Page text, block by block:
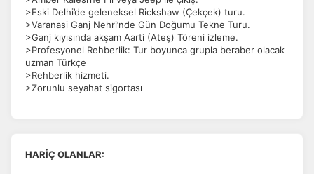
>Eski Delhi’de geleneksel Rickshaw (Çekçek) turu.
>Varanasi Ganj Nehri’nde Gün Doğumu Tekne Turu.
>Ganj kıyısında akşam Aarti (Ateş) Töreni izleme.
>Profesyonel Rehberlik: Tur boyunca grupla beraber olacak
uzman Türkçe
>Rehberlik hizmeti.
>Zorunlu seyahat sigortası
HARİÇ OLANLAR: